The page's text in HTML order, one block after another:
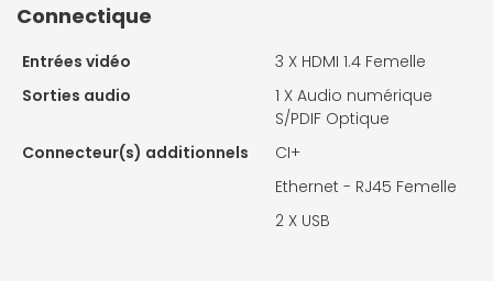
Connectique
Entrées vidéo 3 X HDMI 1.4 Femelle
Sorties audio
1 X Audio numérique
S/PDIF Optique
Connecteur(s) additionnels
CI+
Ethernet - RJ45 Femelle
2 X USB